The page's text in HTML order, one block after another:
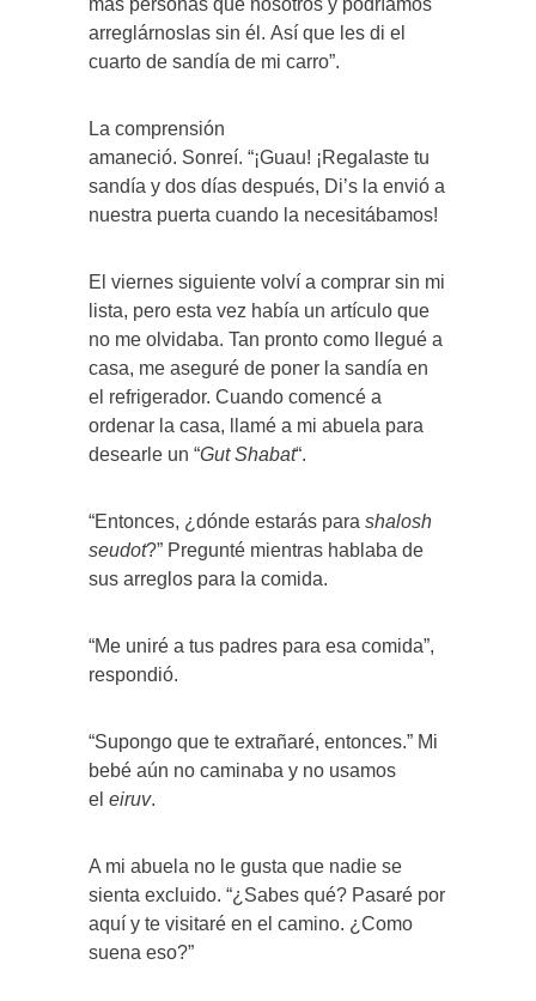
más personas que nosotros y podríamos
arreglárnoslas sin él. Así que les di el
cuarto de sandía de mi carro”.
La comprensión
amaneció. Sonreí. “¡Guau! ¡Regalaste tu
sandía y dos días después, Di’s la envió a
nuestra puerta cuando la necesitábamos!
El viernes siguiente volví a comprar sin mi
lista, pero esta vez había un artículo que
no me olvidaba. Tan pronto como llegué a
casa, me aseguré de poner la sandía en
el refrigerador. Cuando comencé a
ordenar la casa, llamé a mi abuela para
desearle un “Gut Shabat“.
“Entonces, ¿dónde estarás para shalosh
seudot?” Pregunté mientras hablaba de
sus arreglos para la comida.
“Me uniré a tus padres para esa comida”,
respondió.
“Supongo que te extrañaré, entonces.” Mi
bebé aún no caminaba y no usamos
el eiruv.
A mi abuela no le gusta que nadie se
sienta excluido. “¿Sabes qué? Pasaré por
aquí y te visitaré en el camino. ¿Como
suena eso?”